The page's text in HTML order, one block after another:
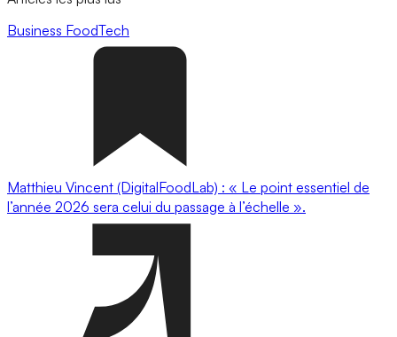
Business FoodTech
Matthieu Vincent (DigitalFoodLab) : « Le point essentiel de
l’année 2026 sera celui du passage à l’échelle ».